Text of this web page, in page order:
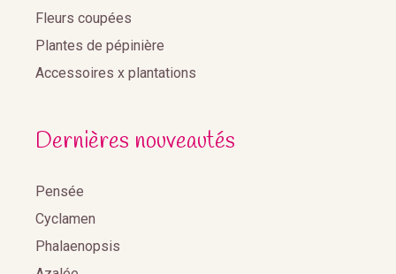
Fleurs coupées
Plantes de pépinière
Accessoires x plantations
Dernières nouveautés
Pensée
Cyclamen
Phalaenopsis